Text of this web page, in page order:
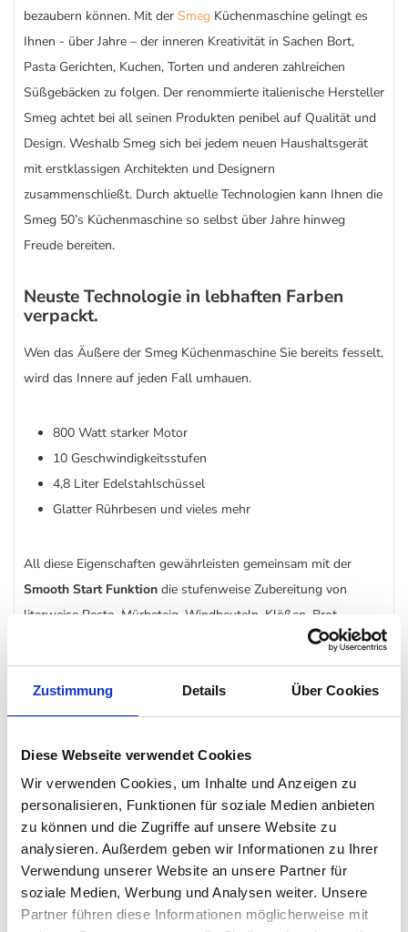
Zustimmung Details Über Cookies
Diese Webseite verwendet Cookies
Wir verwenden Cookies, um Inhalte und Anzeigen zu
personalisieren, Funktionen für soziale Medien anbieten
zu können und die Zugriffe auf unsere Website zu
analysieren. Außerdem geben wir Informationen zu Ihrer
Verwendung unserer Website an unsere Partner für
soziale Medien, Werbung und Analysen weiter. Unsere
Partner führen diese Informationen möglicherweise mit
bezaubern können. Mit der Smeg Küchenmaschine gelingt es
Ihnen - über Jahre – der inneren Kreativität in Sachen Bort,
Pasta Gerichten, Kuchen, Torten und anderen zahlreichen
Süßgebäcken zu folgen. Der renommierte italienische Hersteller
Smeg achtet bei all seinen Produkten penibel auf Qualität und
Design. Weshalb Smeg sich bei jedem neuen Haushaltsgerät
mit erstklassigen Architekten und Designern
zusammenschließt. Durch aktuelle Technologien kann Ihnen die
Smeg 50’s Küchenmaschine so selbst über Jahre hinweg
Freude bereiten.
Neuste Technologie in lebhaften Farben
verpackt.
Wen das Äußere der Smeg Küchenmaschine Sie bereits fesselt,
wird das Innere auf jeden Fall umhauen.
800 Watt starker Motor
10 Geschwindigkeitsstufen
4,8 Liter Edelstahlschüssel
Glatter Rührbesen und vieles mehr
All diese Eigenschaften gewährleisten gemeinsam mit der
Smooth Start Funktion die stufenweise Zubereitung von
literweise Pesto, Mürbeteig, Windbeuteln, Klößen, Brot,
So viele Köstlichkeiten entstehen mit der Smeg
Küchenmaschine wie von Zauberhand. Es braucht keine Mühen
und vor allem braucht es keine Ohrstöpsel gegen den nervigen
fast geräuschlos.
Garantie
5 Jahre Herstellergarantie für gekaufte Küchenmaschinen